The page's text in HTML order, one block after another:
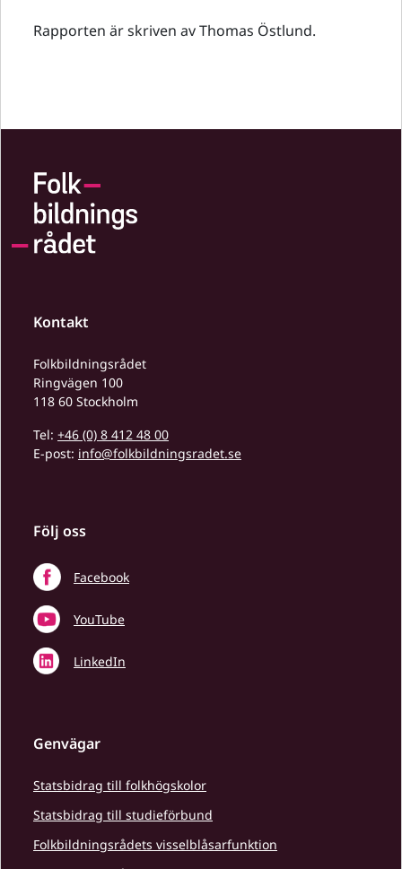
Rapporten är skriven av Thomas Östlund.
Kontakt
Folkbildningsrådet
Ringvägen 100
118 60 Stockholm
Tel: +46 (0) 8 412 48 00
E-post: info@folkbildningsradet.se
Följ oss
Facebook
YouTube
LinkedIn
Genvägar
Statsbidrag till folkhögskolor
Statsbidrag till studieförbund
Folkbildningsrådets visselblåsarfunktion